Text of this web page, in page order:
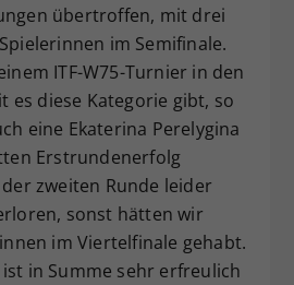
übertroffen, mit drei
im Semifinale.
ITF-W75-Turnier in den
es diese Kategorie gibt, so
eine Ekaterina Perelygina
Erstrundenerfolg
zweiten Runde leider
sonst hätten wir
im Viertelfinale gehabt.
in Summe sehr erfreulich